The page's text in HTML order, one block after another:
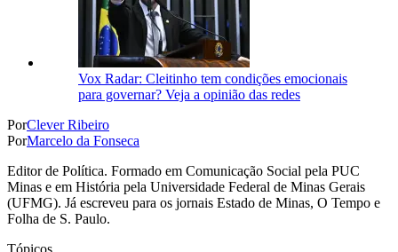
Vox Radar: Cleitinho tem condições emocionais
para governar? Veja a opinião das redes
PorClever Ribeiro
PorMarcelo da Fonseca
Editor de Política. Formado em Comunicação Social pela PUC
Minas e em História pela Universidade Federal de Minas Gerais
(UFMG). Já escreveu para os jornais Estado de Minas, O Tempo e
Folha de S. Paulo.